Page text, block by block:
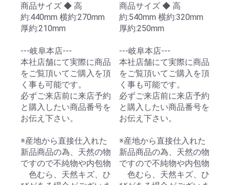
商品サイズ ◆ 高
約:440mm 横約:270mm
厚約:210mm
---岐阜本店---
本社店舗にて実際に商品
をご覧頂いてご購入を頂
く事も可能です。
必ずご来店前に来店予約
と購入したい商品番号を
お伝え下さい。
※産地から直接仕入れた
新品商品の為、天然の物
ですので不純物や内包物
色むら、天然キズ、ひ
商品サイズ ◆ 高
約:540mm 横約:320mm
厚約:250mm
---岐阜本店---
本社店舗にて実際に商品
をご覧頂いてご購入を頂
く事も可能です。
必ずご来店前に来店予約
と購入したい商品番号を
お伝え下さい。
※産地から直接仕入れた
新品商品の為、天然の物
ですので不純物や内包物
色むら、天然キズ、ひ